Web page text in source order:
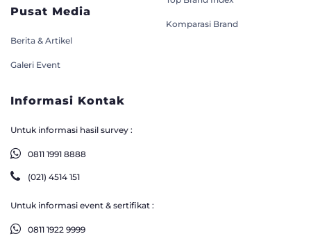
Pusat Media
Berita & Artikel
Galeri Event
Komparasi Brand
Informasi Kontak
Untuk informasi hasil survey :
0811 1991 8888
(021) 4514 151
Untuk informasi event & sertifikat :
0811 1922 9999